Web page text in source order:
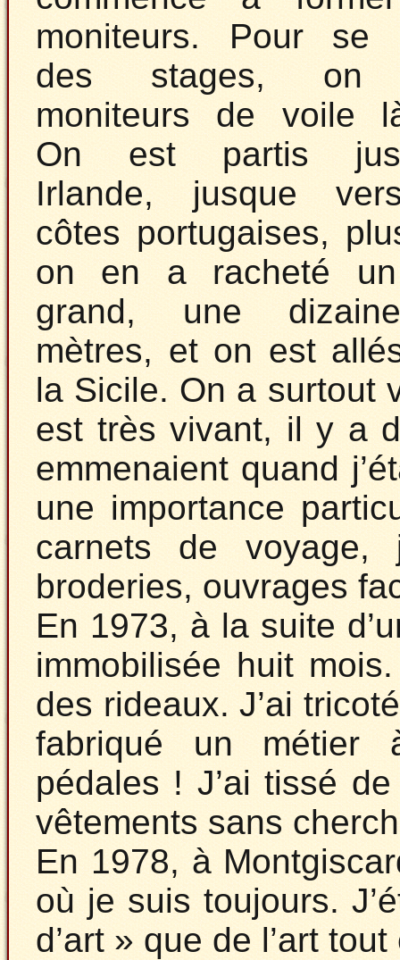
moniteurs. Pour se
des stages, on
moniteurs de voile
On est partis
Irlande, jusque
côtes portugaises,
on en a racheté
grand, une
mètres, et on est
la Sicile. On a surtout
est très vivant, il y a
emmenaient quand
une importance
carnets de
broderies, ouvrages
En 1973, à la suite
immobilisée huit
des rideaux. J’ai
fabriqué un métier
pédales ! J’ai tissé
vêtements sans
En 1978, à
où je suis toujours.
d’art » que de l’art